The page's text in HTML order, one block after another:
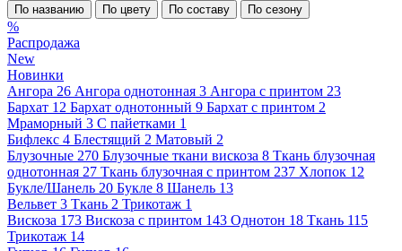
По названию По цвету По составу По сезону
%
Распродажа
New
Новинки
Ангора 26 Ангора однотонная 3 Ангора с принтом 23
Бархат 12 Бархат однотонный 9 Бархат с принтом 2
Мраморный 3 С пайетками 1
Бифлекс 4 Блестящий 2 Матовый 2
Блузочные 270 Блузочные ткани вискоза 8 Ткань блузочная
однотонная 27 Ткань блузочная с принтом 237 Хлопок 12
Букле/Шанель 20 Букле 8 Шанель 13
Вельвет 3 Ткань 2 Трикотаж 1
Вискоза 173 Вискоза с принтом 143 Однотон 18 Ткань 115
Трикотаж 14